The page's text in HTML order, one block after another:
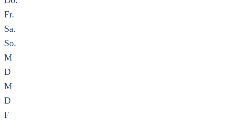
Fr.
Sa.
So.
M
D
M
D
F